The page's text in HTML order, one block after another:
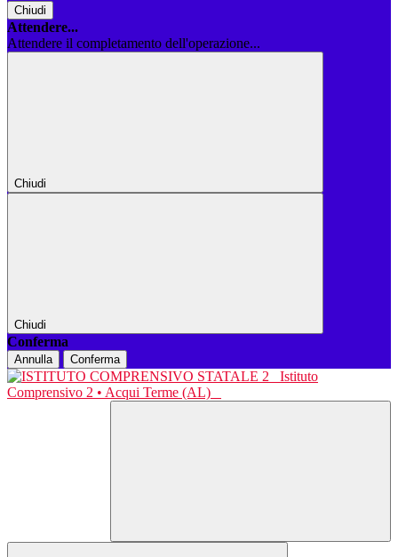
Chiudi
Attendere...
Attendere il completamento dell'operazione...
Chiudi
Chiudi
Conferma
Annulla Conferma
Istituto
Comprensivo 2 • Acqui Terme (AL)